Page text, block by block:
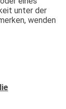
unter der
wenden